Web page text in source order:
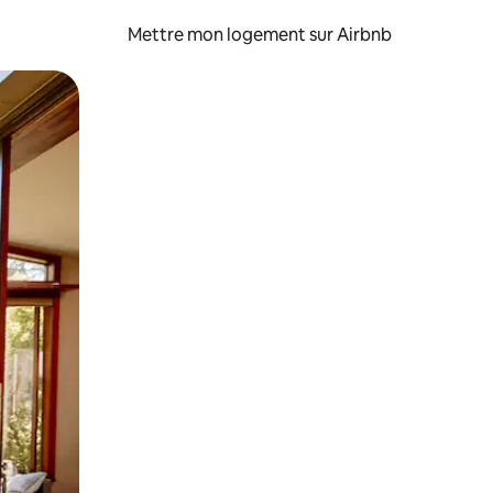
Mettre mon logement sur Airbnb
glisser.